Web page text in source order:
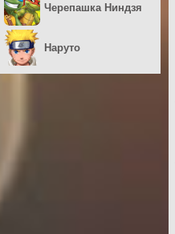
Черепашка Ниндзя
Наруто